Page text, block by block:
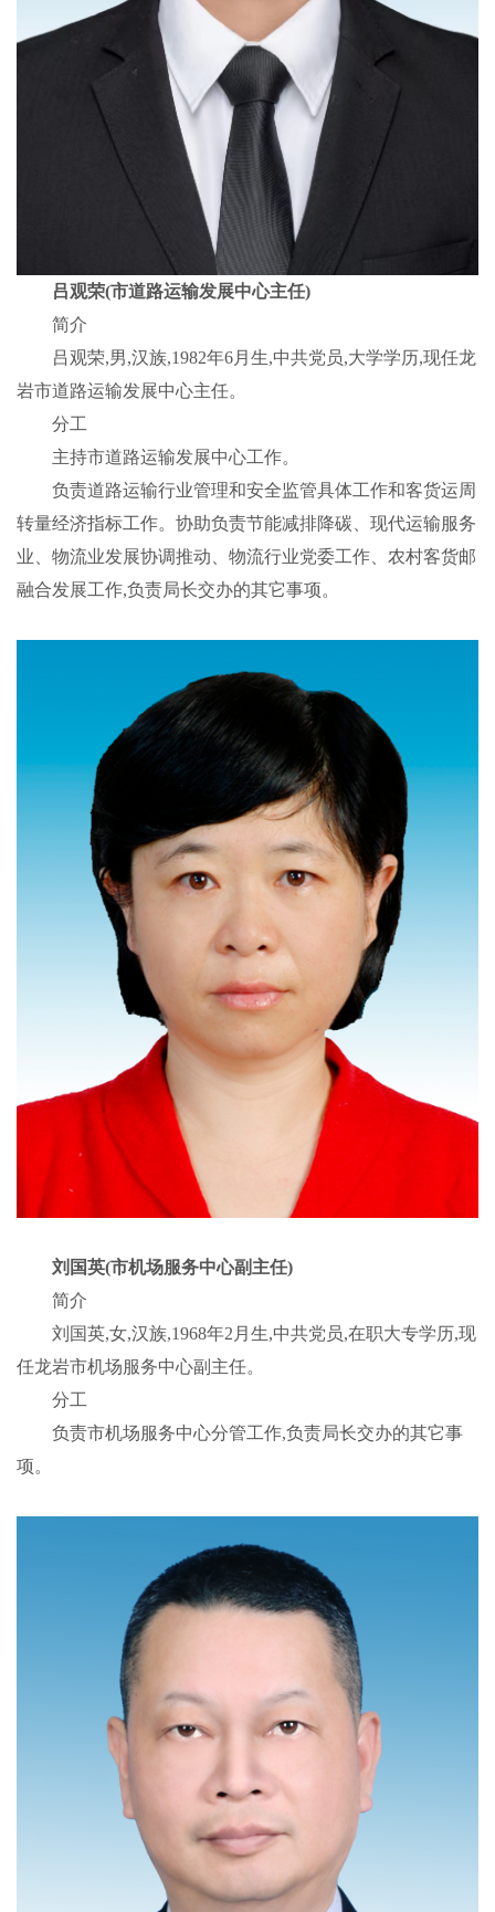
吕观荣(市道路运输发展中心主任)
简介
吕观荣,男,汉族,1982年6月生,中共党员,大学学历,现任龙
岩市道路运输发展中心主任。
分工
主持市道路运输发展中心工作。
负责道路运输行业管理和安全监管具体工作和客货运周
转量经济指标工作。协助负责节能减排降碳、现代运输服务
业、物流业发展协调推动、物流行业党委工作、农村客货邮
融合发展工作,负责局长交办的其它事项。
刘国英(市机场服务中心副主任)
简介
刘国英,女,汉族,1968年2月生,中共党员,在职大专学历,现
任龙岩市机场服务中心副主任。
分工
负责市机场服务中心分管工作,负责局长交办的其它事
项。